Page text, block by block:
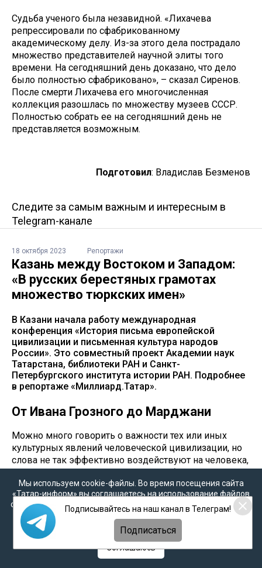
Судьба ученого была незавидной. «Лихачева
репрессировали по сфабрикованному
академическому делу. Из-за этого дела пострадало
множество представителей научной элиты того
времени. На сегодняшний день доказано, что дело
было полностью сфабриковано», – сказал Сиренов.
После смерти Лихачева его многочисленная
коллекция разошлась по множеству музеев СССР.
Полностью собрать ее на сегодняшний день не
представляется возможным.
Подготовил: Владислав Безменов
Следите за самым важным и интересным в
Telegram-канале
18 октября 2023 Репортажи
Казань между Востоком и Западом:
«В русских берестяных грамотах
множество тюркских имен»
В Казани начала работу международная
конференция «История письма европейской
цивилизации и письменная культура народов
России». Это совместный проект Академии наук
Татарстана, библиотеки РАН и Санкт-
Петербургского института истории РАН. Подробнее
в репортаже «Миллиард.Татар».
От Ивана Грозного до Марджани
Можно много говорить о важности тех или иных
культурных явлений человеческой цивилизации, но
слова не так эффективно воздействуют на человека,
как наглядная демонстрация. Зная об этой
особенности человеческой психики, организаторы
решили начать работу конференции с открытия
выставки «История письма европейской и восточной
цивилизации». Выставка вобрала в себя лучшие
экспонаты из фондов Академии наук Татарстана,
библиотеки РАН и Санкт-Петербургского института
Мы используем cookie-файлы. Во время посещения сайта
«Татар-информ» вы соглашаетесь на использование файлов
cookie в соответствии с настоящим уведомлением, согласием
наобработку персональных данных,Политикой о
персональных данных
Политикой конфиденциальности
Соглашаюсь
Подписывайтесь на наш канал в Телеграм!
Подписаться